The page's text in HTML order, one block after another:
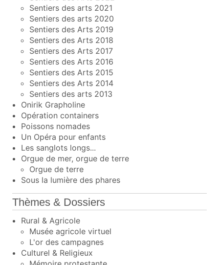
Sentiers des arts 2021
Sentiers des arts 2020
Sentiers des Arts 2019
Sentiers des Arts 2018
Sentiers des Arts 2017
Sentiers des Arts 2016
Sentiers des Arts 2015
Sentiers des Arts 2014
Sentiers des arts 2013
Onirik Grapholine
Opération containers
Poissons nomades
Un Opéra pour enfants
Les sanglots longs...
Orgue de mer, orgue de terre
Orgue de terre
Sous la lumière des phares
Thèmes & Dossiers
Rural & Agricole
Musée agricole virtuel
L'or des campagnes
Culturel & Religieux